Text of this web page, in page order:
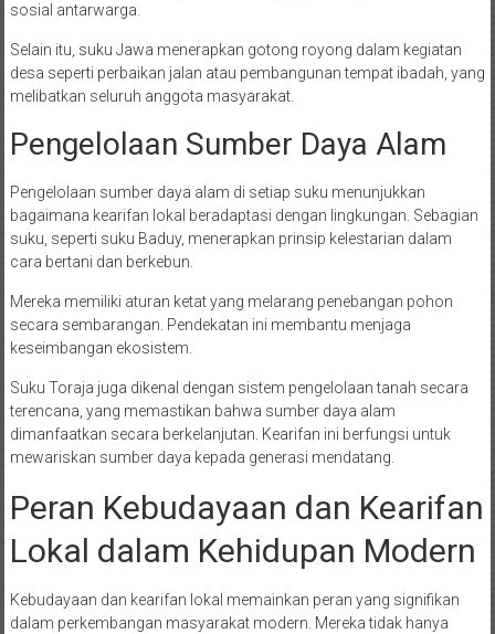
sosial antarwarga.
Selain itu, suku Jawa menerapkan gotong royong dalam kegiatan
desa seperti perbaikan jalan atau pembangunan tempat ibadah, yang
melibatkan seluruh anggota masyarakat.
Pengelolaan Sumber Daya Alam
Pengelolaan sumber daya alam di setiap suku menunjukkan
bagaimana kearifan lokal beradaptasi dengan lingkungan. Sebagian
suku, seperti suku Baduy, menerapkan prinsip kelestarian dalam
cara bertani dan berkebun.
Mereka memiliki aturan ketat yang melarang penebangan pohon
secara sembarangan. Pendekatan ini membantu menjaga
keseimbangan ekosistem.
Suku Toraja juga dikenal dengan sistem pengelolaan tanah secara
terencana, yang memastikan bahwa sumber daya alam
dimanfaatkan secara berkelanjutan. Kearifan ini berfungsi untuk
mewariskan sumber daya kepada generasi mendatang.
Peran Kebudayaan dan Kearifan
Lokal dalam Kehidupan Modern
Kebudayaan dan kearifan lokal memainkan peran yang signifikan
dalam perkembangan masyarakat modern. Mereka tidak hanya